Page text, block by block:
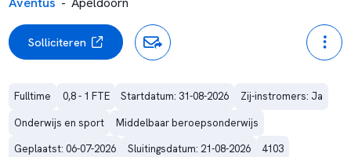
Solliciteren
Fulltime 0,8 - 1 FTE Startdatum: 31-08-2026
Zij-instromers: Ja
Onderwijs en sport
Middelbaar beroepsonderwijs
Geplaatst: 06-07-2026
Sluitingsdatum: 21-08-2026 4103